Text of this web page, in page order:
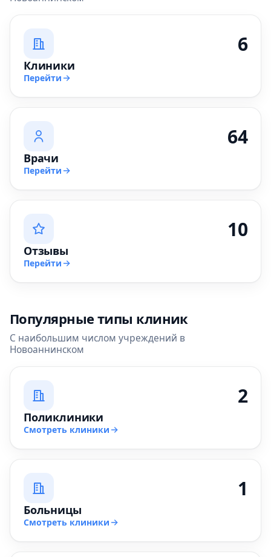
6
Клиники
Перейти
64
Врачи
Перейти
10
Отзывы
Перейти
Популярные типы клиник
С наибольшим числом учреждений в
Новоаннинском
2
Поликлиники
Смотреть клиники
1
Больницы
Смотреть клиники